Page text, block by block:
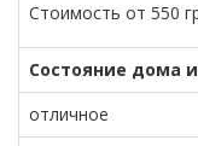
Стоимость от 550
Состояние дома
отличное